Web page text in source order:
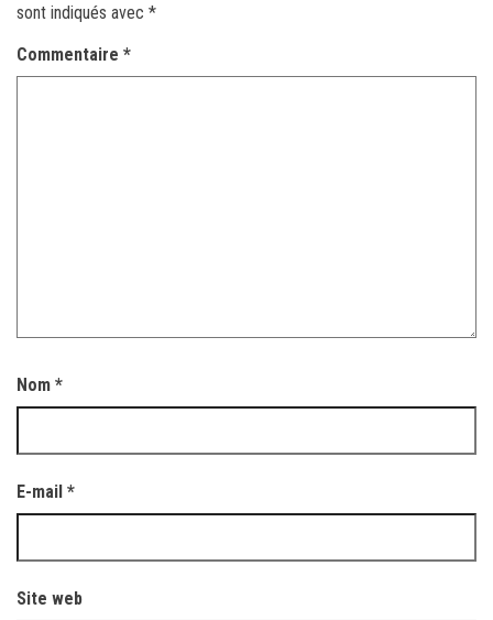
sont indiqués avec *
Commentaire *
Nom *
E-mail *
Site web